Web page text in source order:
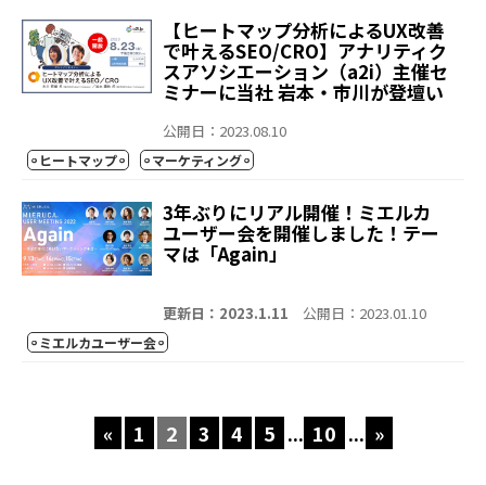
【ヒートマップ分析によるUX改善
で叶えるSEO/CRO】アナリティク
スアソシエーション（a2i）主催セ
ミナーに当社 岩本・市川が登壇い
公開日：2023.08.10
ヒートマップ マーケティング
3年ぶりにリアル開催！ミエルカ
ユーザー会を開催しました！テー
マは「Again」
更新日：2023.1.11 公開日：2023.01.10
ミエルカユーザー会
« 1 2 3 4 5 ... 10 ... »